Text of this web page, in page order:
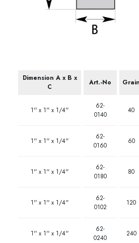
Dimension A x B x
C
Art.-No Grain
1'' x 1'' x 1/4''
62-
0140
40
1'' x 1'' x 1/4''
62-
0160
60
1'' x 1'' x 1/4''
62-
0180
80
1'' x 1'' x 1/4''
62-
0102
120
1'' x 1'' x 1/4''
62-
0240
240